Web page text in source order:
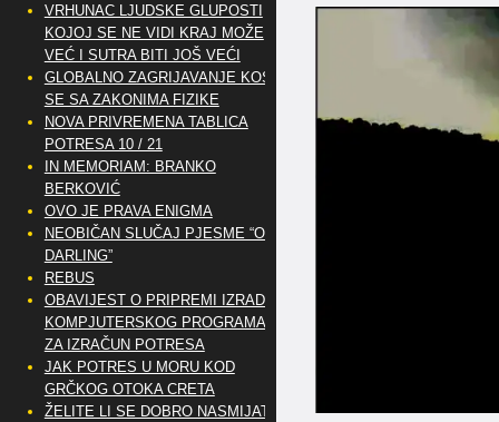
VRHUNAC LJUDSKE GLUPOSTI
KOJOJ SE NE VIDI KRAJ MOŽE
VEĆ I SUTRA BITI JOŠ VEĆI
GLOBALNO ZAGRIJAVANJE KOSI
SE SA ZAKONIMA FIZIKE
NOVA PRIVREMENA TABLICA
POTRESA 10 / 21
IN MEMORIAM: BRANKO
BERKOVIĆ
OVO JE PRAVA ENIGMA
NEOBIČAN SLUČAJ PJESME “OH
DARLING”
REBUS
OBAVIJEST O PRIPREMI IZRADE
KOMPJUTERSKOG PROGRAMA
ZA IZRAČUN POTRESA
JAK POTRES U MORU KOD
GRČKOG OTOKA CRETA
ŽELITE LI SE DOBRO NASMIJATI